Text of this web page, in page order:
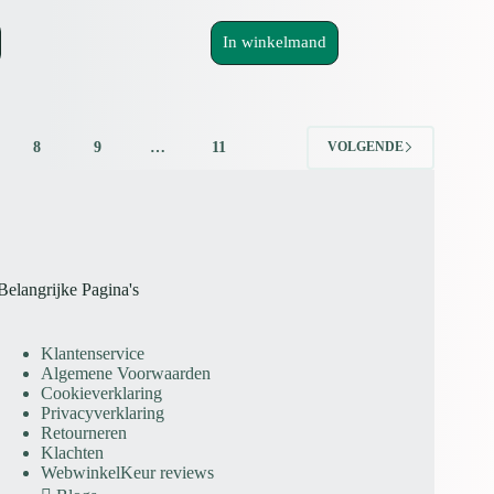
prijs
was:
prijs
is:
In winkelmand
8 9 … 11 VOLGENDE
Pagina's
Klantenservice
Algemene Voorwaarden
Cookieverklaring
Privacyverklaring
Retourneren
Klachten
WebwinkelKeur reviews